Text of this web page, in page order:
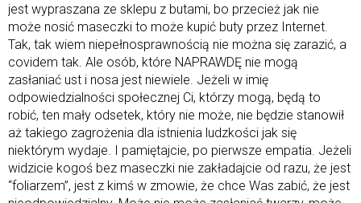
jest wypraszana ze sklepu z butami, bo przecież jak nie
może nosić maseczki to może kupić buty przez Internet.
Tak, tak wiem niepełnosprawnością nie można się zarazić, a
covidem tak. Ale osób, które NAPRAWDĘ nie mogą
zasłaniać ust i nosa jest niewiele. Jeżeli w imię
odpowiedzialności społecznej Ci, którzy mogą, będą to
robić, ten mały odsetek, który nie może, nie będzie stanowił
aż takiego zagrożenia dla istnienia ludzkości jak się
niektórym wydaje. I pamiętajcie, po pierwsze empatia. Jeżeli
widzicie kogoś bez maseczki nie zakładajcie od razu, że jest
“foliarzem”, jest z kimś w zmowie, że chce Was zabić, że jest